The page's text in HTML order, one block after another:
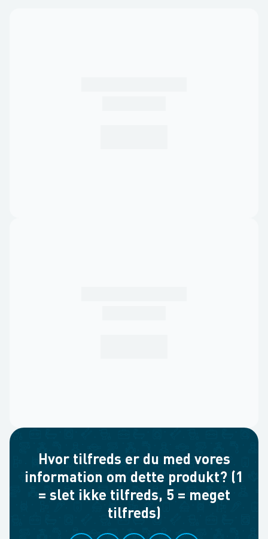
Hvor tilfreds er du med vores
information om dette produkt? (1
= slet ikke tilfreds, 5 = meget
tilfreds)